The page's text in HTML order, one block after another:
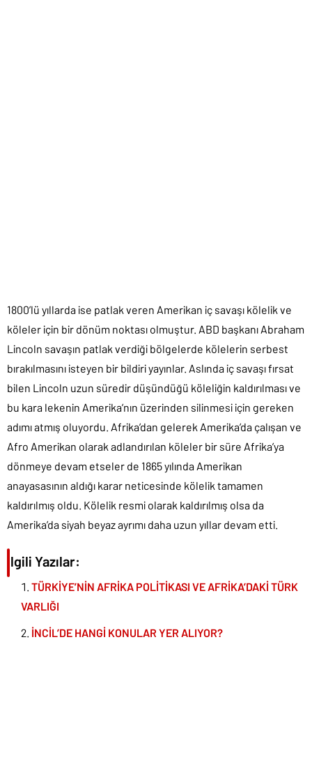
1800’lü yıllarda ise patlak veren Amerikan iç savaşı kölelik ve
köleler için bir dönüm noktası olmuştur. ABD başkanı Abraham
Lincoln savaşın patlak verdiği bölgelerde kölelerin serbest
bırakılmasını isteyen bir bildiri yayınlar. Aslında iç savaşı fırsat
bilen Lincoln uzun süredir düşündüğü köleliğin kaldırılması ve
bu kara lekenin Amerika’nın üzerinden silinmesi için gereken
adımı atmış oluyordu. Afrika’dan gelerek Amerika’da çalışan ve
Afro Amerikan olarak adlandırılan köleler bir süre Afrika’ya
dönmeye devam etseler de 1865 yılında Amerikan
anayasasının aldığı karar neticesinde kölelik tamamen
kaldırılmış oldu. Kölelik resmi olarak kaldırılmış olsa da
Amerika’da siyah beyaz ayrımı daha uzun yıllar devam etti.
İlgili Yazılar:
TÜRKİYE’NİN AFRİKA POLİTİKASI VE AFRİKA’DAKİ TÜRK
VARLIĞI
İNCİL’DE HANGİ KONULAR YER ALIYOR?